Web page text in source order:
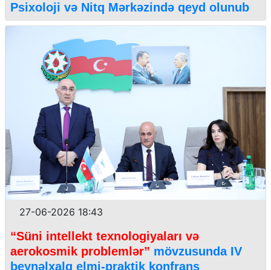
Psixoloji və Nitq Mərkəzində qeyd olunub
27-06-2026 18:43
“Süni intellekt texnologiyaları və
aerokosmik problemlər” mövzusunda IV
beynəlxalq elmi-praktik konfrans